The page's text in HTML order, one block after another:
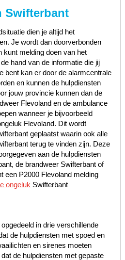
Swifterbant
dien je altijd het
Je wordt dan doorverbonden
kunt melding doen van het
hand van de informatie die jij
bent kan er door de alarmcentrale
en kunnen de hulpdiensten
jouw provincie kunnen dan de
Flevoland en de ambulance
wanneer je bijvoorbeeld
Flevoland. Dit wordt
geplaatst waarin ook alle
terug te vinden zijn. Deze
aan de hulpdiensten
de brandweer Swifterbant of
een P2000 Flevoland melding
ongeluk Swifterbant
in drie verschillende
de hulpdiensten met spoed en
en sirenes moeten
de hulpdiensten met gepaste